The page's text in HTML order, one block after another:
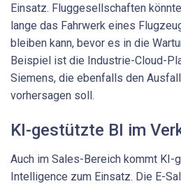
Einsatz. Fluggesellschaften
lange das Fahrwerk eines
bleiben kann, bevor es in die
Beispiel ist die Industrie-Cloud-
Siemens, die ebenfalls den
vorhersagen soll.
KI-gestützte BI im
Auch im Sales-Bereich kommt
Intelligence zum Einsatz. Die E-